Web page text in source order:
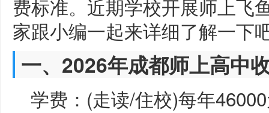
费标准。近期学校开展师上飞
家跟小编一起来详细了解一下
一、2026年成都师上高中
学费：(走读/住校)每年